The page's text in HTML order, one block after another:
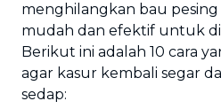
menghilangkan bau pesing
mudah dan efektif untuk
Berikut ini adalah 10 cara
agar kasur kembali segar
sedap: